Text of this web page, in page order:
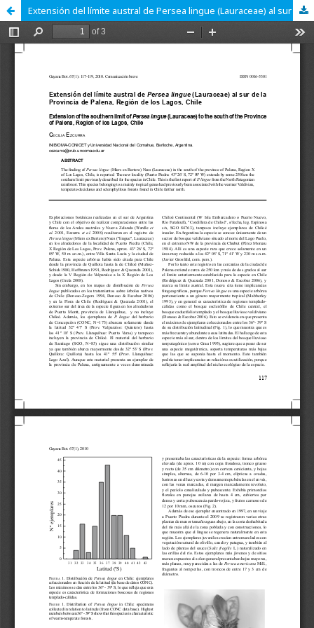
Extensión del límite austral de Persea lingue (Lauraceae) al sur de la Provincia de Palena, Región de los Lagos, Chile